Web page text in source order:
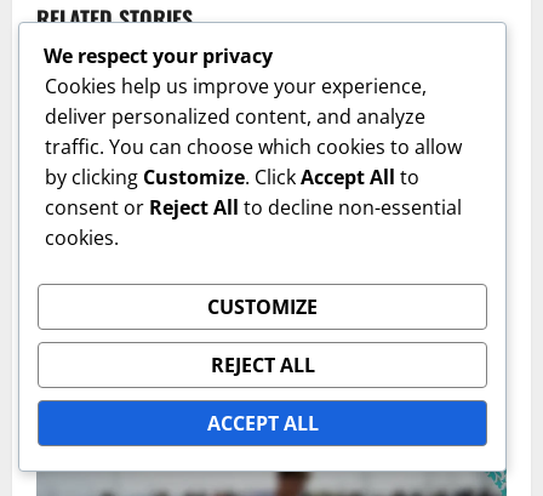
RELATED STORIES
Μετρήσεις Απόδοσης Παίκτη
Η Αμυντική Ικανότητα του Virgil van Dijk:
Τάκλιν, Παρεμβολές, Αεροπορικές Μάχες
We respect your privacy
Cookies help us improve your experience,
deliver personalized content, and analyze
traffic. You can choose which cookies to allow
by clicking Customize. ClickAccept All to
consent or Reject All to decline non-essential
cookies.
CUSTOMIZE
REJECT ALL
ACCEPT ALL